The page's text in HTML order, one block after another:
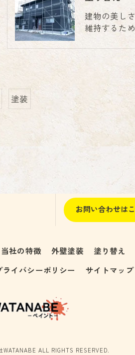
建物の美し
維持するた
塗装
お問い合わせは
当社の特徴 外壁塗装 塗り替え
ライバシーポリシー サイトマップ
ALL RIGHTS RESERVED.